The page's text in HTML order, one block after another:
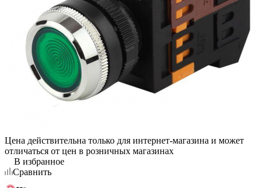
Цена действительна только для интернет-магазина и может
отличаться от цен в розничных магазинах
В избранное
Сравнить